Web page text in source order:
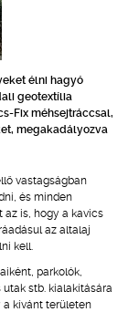
élni hagyó
geotextília
Fix méhsejtráccsal,
megakadályozva
vastagságban
és minden
az is, hogy a kavics
az altalaj
kell.
parkolók,
stb. kialakítására
kívánt területen